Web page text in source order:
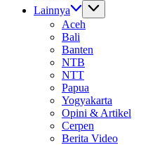
Lainnya
Aceh
Bali
Banten
NTB
NTT
Papua
Yogyakarta
Opini & Artikel
Cerpen
Berita Video